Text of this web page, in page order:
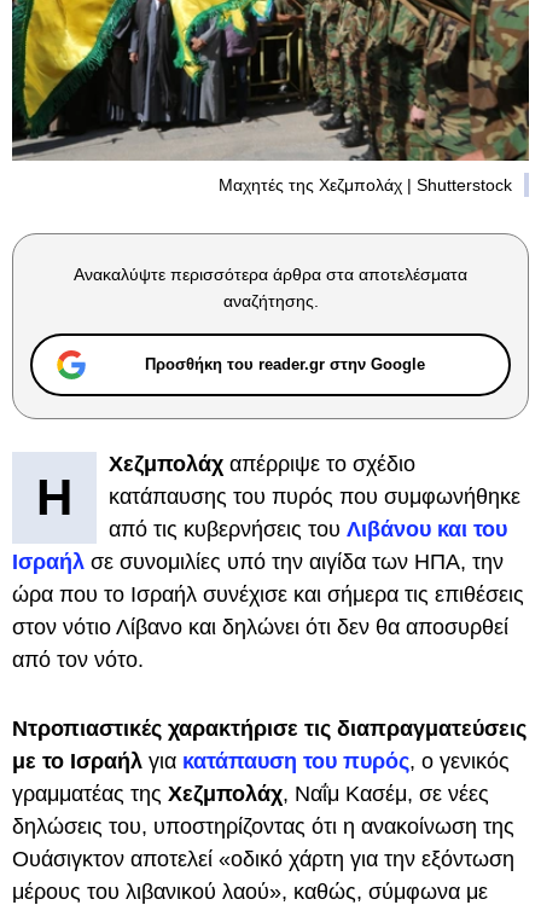
Μαχητές της Χεζμπολάχ | Shutterstock
Ανακαλύψτε περισσότερα άρθρα στα αποτελέσματα
αναζήτησης.
Προσθήκη του reader.gr στην Google
Η
Χεζμπολάχ απέρριψε το σχέδιο
κατάπαυσης του πυρός που συμφωνήθηκε
από τις κυβερνήσεις του Λιβάνου και του
Ισραήλ σε συνομιλίες υπό την αιγίδα των ΗΠΑ, την
ώρα που το Ισραήλ συνέχισε και σήμερα τις επιθέσεις
στον νότιο Λίβανο και δηλώνει ότι δεν θα αποσυρθεί
από τον νότο.
Ντροπιαστικές χαρακτήρισε τις διαπραγματεύσεις
με το Ισραήλ για κατάπαυση του πυρός, ο γενικός
γραμματέας της Χεζμπολάχ, Ναΐμ Κασέμ, σε νέες
δηλώσεις του, υποστηρίζοντας ότι η ανακοίνωση της
Ουάσιγκτον αποτελεί «οδικό χάρτη για την εξόντωση
μέρους του λιβανικού λαού», καθώς, σύμφωνα με